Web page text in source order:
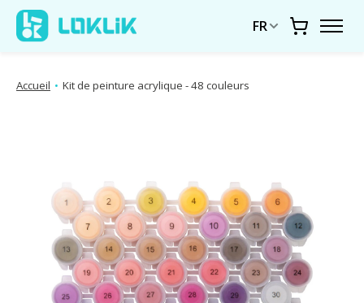
FR Chariot
Accueil • Kit de peinture acrylique - 48 couleurs